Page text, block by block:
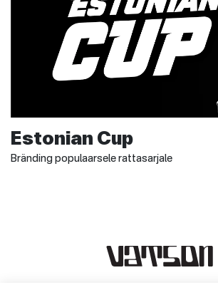
Estonian Cup
Bränding populaarsele rattasarjale